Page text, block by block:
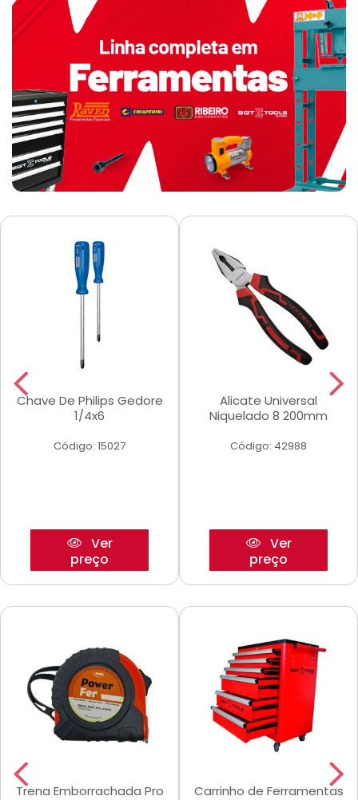
Chave De Philips Gedore
1/4x6
Código: 15027
Ver
preço
Alicate Universal
Niquelado 8 200mm
Código: 42988
Ver
preço
Trena Emborrachada Pro
Carrinho de Ferramentas